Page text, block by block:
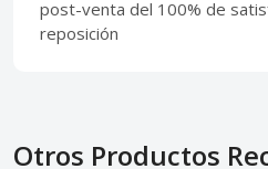
post-venta del 100% de
reposición
Otros Productos